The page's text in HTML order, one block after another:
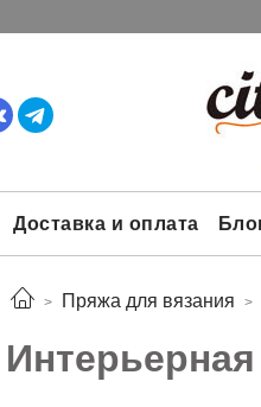
Доставка и оплата
Пряжа для вязания